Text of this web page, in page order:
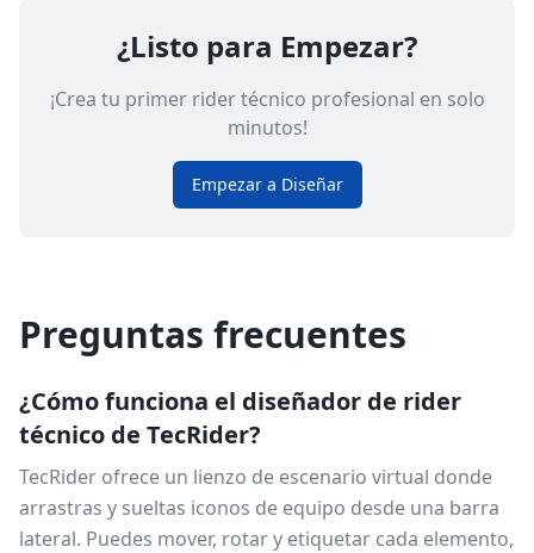
¿Listo para Empezar?
¡Crea tu primer rider técnico profesional en solo
minutos!
Empezar a Diseñar
Preguntas frecuentes
¿Cómo funciona el diseñador de rider
técnico de TecRider?
TecRider ofrece un lienzo de escenario virtual donde
arrastras y sueltas iconos de equipo desde una barra
lateral. Puedes mover, rotar y etiquetar cada elemento,